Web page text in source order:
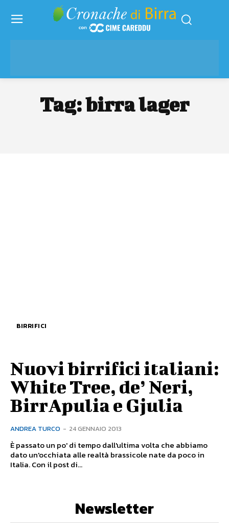
Tag:birra lager
BIRRIFICI
Nuovi birrifici italiani:
White Tree, de’ Neri,
BirrApulia e Gjulia
ANDREA TURCO - 24 GENNAIO 2013
È passato un po' di tempo dall'ultima volta che abbiamo
dato un'occhiata alle realtà brassicole nate da poco in
Italia. Con il post di...
Newsletter